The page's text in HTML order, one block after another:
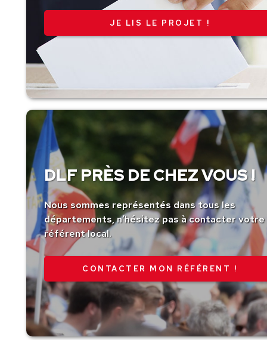
JE LIS LE PROJET !
DLF PRÈS DE CHEZ VOUS !
Nous sommes représentés dans tous les
départements, n’hésitez pas à contacter votre
référent local.
CONTACTER MON RÉFÉRENT !